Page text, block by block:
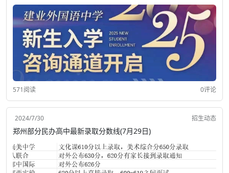
571阅读 0评论
2024/7/30 招生动态
郑州部分民办高中最新录取分数线(7月29日)